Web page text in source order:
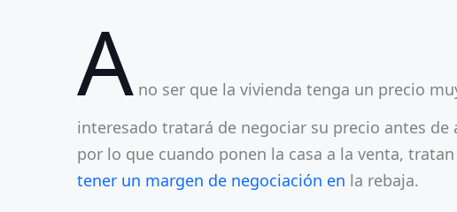
A no ser que la vivienda tenga un precio
interesado tratará de negociar su precio antes
por lo que cuando ponen la casa a la venta,
tener un margen de negociación en la rebaja.